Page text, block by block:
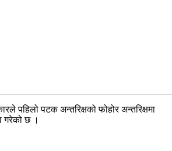
पहिलो पटक अन्तरिक्षको फोहोर अन्तरिक्षमा
गरेको छ ।